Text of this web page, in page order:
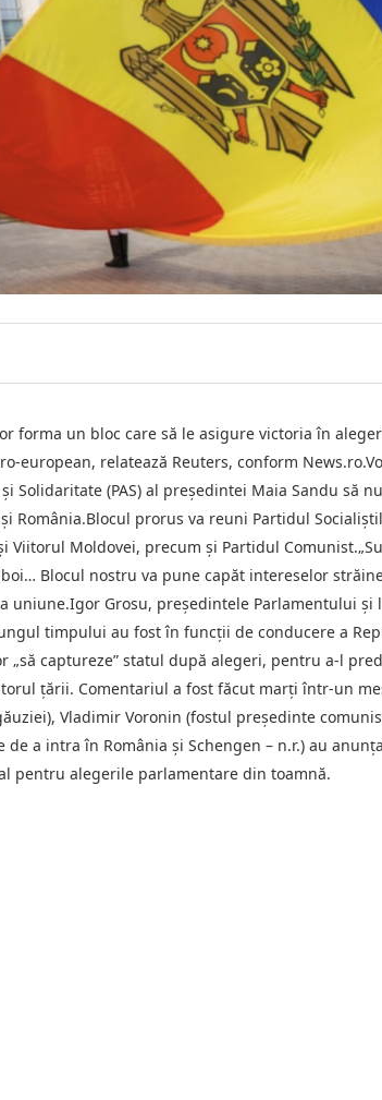
forma un bloc care să le asigure victoria în
relatează Reuters, conform
(PAS) al preşedintei Maia Sandu să
România.Blocul prorus va reuni Partidul
Moldovei, precum şi Partidul
Blocul nostru va pune capăt intereselor străine
uniune.Igor Grosu, preşedintele Parlamentului şi
timpului au fost în funcţii de conducere a
„să captureze” statul după alegeri, pentru a-l
ţării. Comentariul a fost făcut marţi într-un
Vladimir Voronin (fostul preşedinte
a intra în România şi Schengen – n.r.) au
pentru alegerile parlamentare din toamnă.